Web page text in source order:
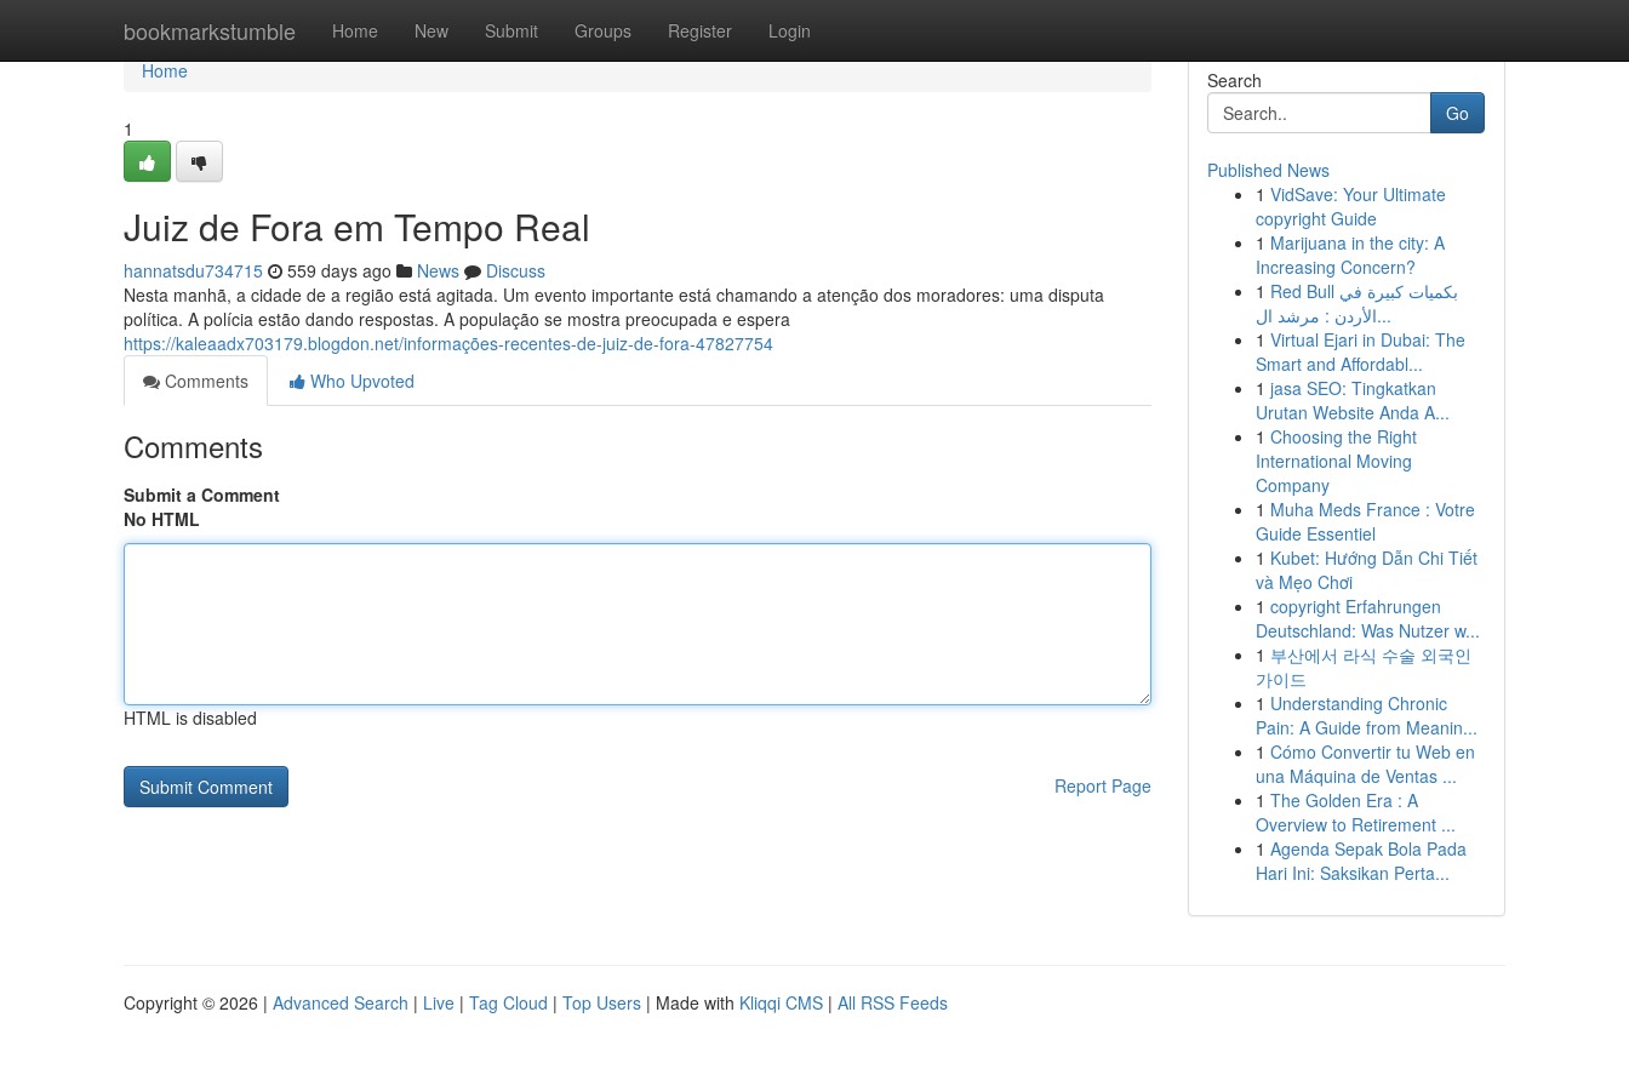
bookmarkstumble Home New Submit Groups Register Login
Home
Home
1
Juiz de Fora em Tempo Real
hannatsdu734715 559 days ago News
Discuss
Nesta manhã, a cidade de a região está agitada. Um evento importante está chamando a atenção dos moradores: uma disputa
política. A polícia estão dando respostas. A população se mostra preocupada e espera
https://kaleaadx703179.blogdon.net/informações-recentes-de-juiz-de-fora-47827754
Comments
Who Upvoted
Comments
Submit a Comment
No HTML
HTML is disabled
Report Page
Search
Go
Published News
1 VidSave: Your Ultimate
copyright Guide
1 Marijuana in the city: A
Increasing Concern?
1 Red Bull بكميات كبيرة في
الأردن : مرشد ال...
1 Virtual Ejari in Dubai: The
Smart and Affordabl...
1 jasa SEO: Tingkatkan
Urutan Website Anda A...
1 Choosing the Right
International Moving
Company
1 Muha Meds France : Votre
Guide Essentiel
1 Kubet: Hướng Dẫn Chi Tiết
và Mẹo Chơi
1 copyright Erfahrungen
Deutschland: Was Nutzer w...
1 부산에서 라식 수술 외국인
가이드
1 Understanding Chronic
Pain: A Guide from Meanin...
1 Cómo Convertir tu Web en
una Máquina de Ventas ...
1 The Golden Era : A
Overview to Retirement ...
1 Agenda Sepak Bola Pada
Hari Ini: Saksikan Perta...
Copyright © 2026 | Advanced Search | Live | Tag Cloud | Top Users | Made with Kliqqi CMS | All RSS Feeds